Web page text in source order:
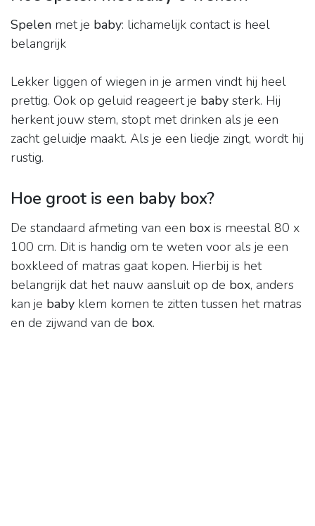
Spelen met je baby: lichamelijk contact is heel
belangrijk
Lekker liggen of wiegen in je armen vindt hij heel
prettig. Ook op geluid reageert je baby sterk. Hij
herkent jouw stem, stopt met drinken als je een
zacht geluidje maakt. Als je een liedje zingt, wordt hij
rustig.
Hoe groot is een baby box?
De standaard afmeting van een box is meestal 80 x
100 cm. Dit is handig om te weten voor als je een
boxkleed of matras gaat kopen. Hierbij is het
belangrijk dat het nauw aansluit op de box, anders
kan je baby klem komen te zitten tussen het matras
en de zijwand van de box.